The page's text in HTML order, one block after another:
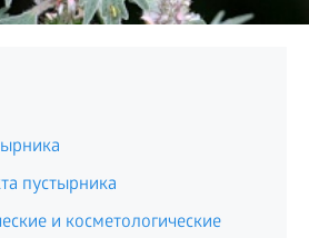
пустырника
и косметологические